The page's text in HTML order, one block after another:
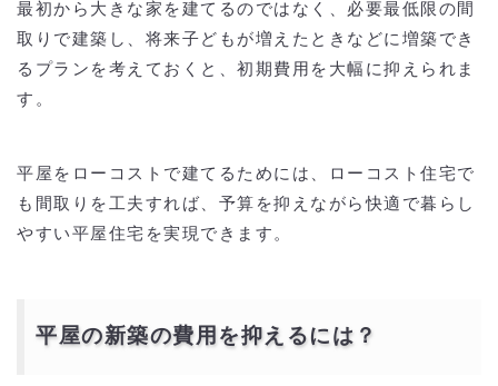
最初から大きな家を建てるのではなく、必要最低限の間
取りで建築し、将来子どもが増えたときなどに増築でき
るプランを考えておくと、初期費用を大幅に抑えられま
す。
平屋をローコストで建てるためには、ローコスト住宅で
も間取りを工夫すれば、予算を抑えながら快適で暮らし
やすい平屋住宅を実現できます。
平屋の新築の費用を抑えるには？